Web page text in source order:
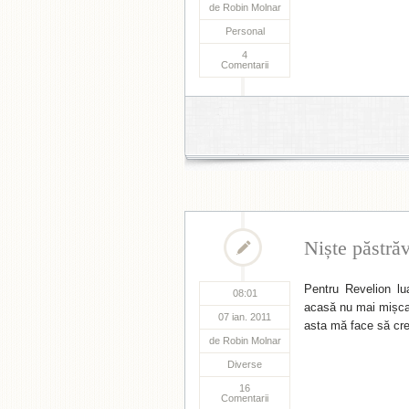
de Robin Molnar
Personal
4
Comentarii
08:01
07 ian. 2011
de Robin Molnar
Diverse
16
Comentarii
Niște
Pentru Revelion
acasă nu mai
asta mă face să